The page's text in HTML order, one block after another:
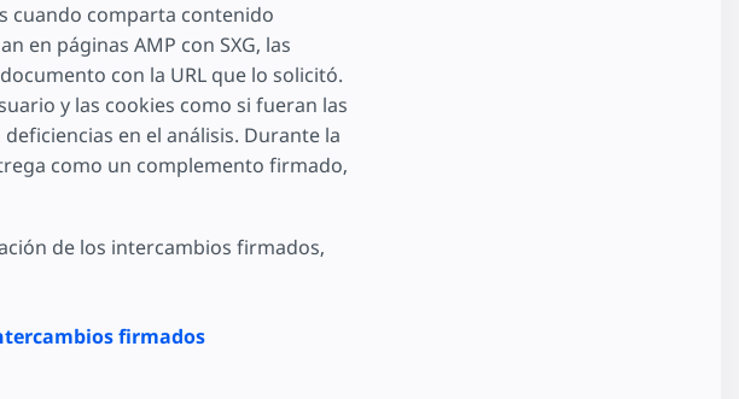
cuando comparta contenido
en páginas AMP con SXG, las
con la URL que lo solicitó.
y las cookies como si fueran las
en el análisis. Durante la
como un complemento firmado,
de los intercambios firmados,
firmados